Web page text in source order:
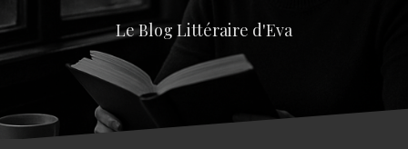
Le Blog Littéraire d'Eva